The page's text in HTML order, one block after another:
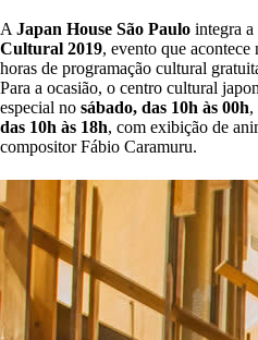
A Japan House São Paulo integra
Cultural 2019, evento que acontece
horas de programação cultural
Para a ocasião, o centro cultural
especial no sábado, das 10h às 00h,
das 10h às 18h, com exibição de
compositor Fábio Caramuru.